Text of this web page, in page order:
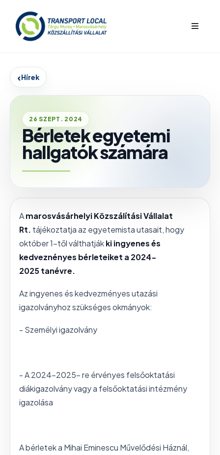
bars
‹Hírek
26 SZEPT. 2024
Bérletek egyetemi
hallgatók számára
Amarosvásárhelyi Közszálítási Vállalat
Rt. tájékoztatja az egyetemista utasait, hogy
október 1-től válthatjákki ingyenes és
kedveznényes bérleteiket a 2024-
2025 tanévre.
Az ingyenes és kedvezményes utazási
igazolványhoz szükséges okmányok:
- Személyi igazolvány
- A 2024-2025- re érvényes felsőoktatási
diákigazolvány vagy a felsőoktatási intézmény
igazolása
A bérletek a Mihai Eminescu Művelődési Háznál,